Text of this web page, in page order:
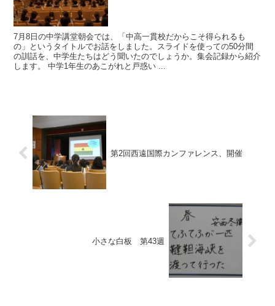
7月8日の中学講堂朝会では、「中高一貫校だからこそ得られるも
の」というタイトルでお話をしました。スライドを使っての50分間
の訓話を、中学生たちはどう聞いたのでしょうか。集会記録から紹介
します。 中学1年生のあこがれと戸惑い ...
第2回西遠国際カンファレンス、開催
小さな白板 第43週